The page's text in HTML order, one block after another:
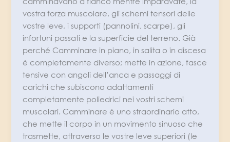
vostra forza muscolare, gli schemi tensori delle
vostre leve, i supporti (pannolini, scarpe), gli
infortuni passati e la superficie del terreno. Già
perché Camminare in piano, in salita o in discesa
è completamente diverso; mette in azione, fasce
tensive con angoli dell’anca e passaggi di
carichi che subiscono adattamenti
completamente poliedrici nei vostri schemi
muscolari. Camminare è uno straordinario atto,
che mette il corpo in un movimento sinuoso che
trasmette, attraverso le vostre leve superiori (le